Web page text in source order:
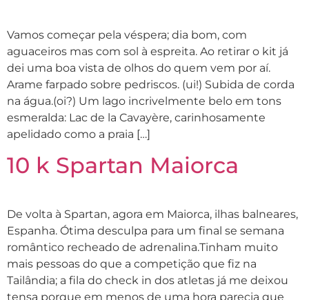
Vamos começar pela véspera; dia bom, com
aguaceiros mas com sol à espreita. Ao retirar o kit já
dei uma boa vista de olhos do quem vem por aí.
Arame farpado sobre pedriscos. (ui!) Subida de corda
na água.(oi?) Um lago incrivelmente belo em tons
esmeralda: Lac de la Cavayère, carinhosamente
apelidado como a praia […]
10 k Spartan Maiorca
De volta à Spartan, agora em Maiorca, ilhas balneares,
Espanha. Ótima desculpa para um final se semana
romântico recheado de adrenalina.Tinham muito
mais pessoas do que a competição que fiz na
Tailândia; a fila do check in dos atletas já me deixou
tensa porque em menos de uma hora parecia que